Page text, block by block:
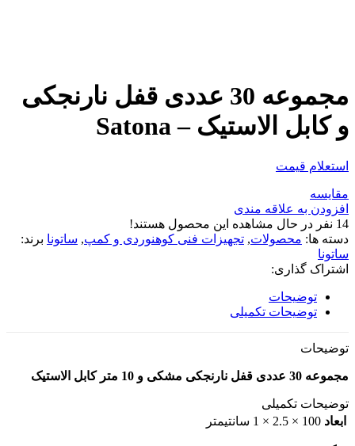
مجموعه 30 عددی قفل نارنجکی
و کابل الاستیک – Satona
استعلام قیمت
مقایسه
افزودن به علاقه مندی
14 نفر در حال مشاهده این محصول هستند!
دسته ها: محصولات, تجهیزات فنی کوهنوردی و کمپ, ساتونا برند:
ساتونا
اشتراک گذاری:
توضیحات
توضیحات تکمیلی
توضیحات
مجموعه 30 عددی قفل نارنجکی مشکی و 10 متر کابل الاستیک
توضیحات تکمیلی
ابعاد 100 × 2.5 × 1 سانتیمتر